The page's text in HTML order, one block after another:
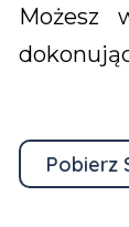
Możesz
Pobierz